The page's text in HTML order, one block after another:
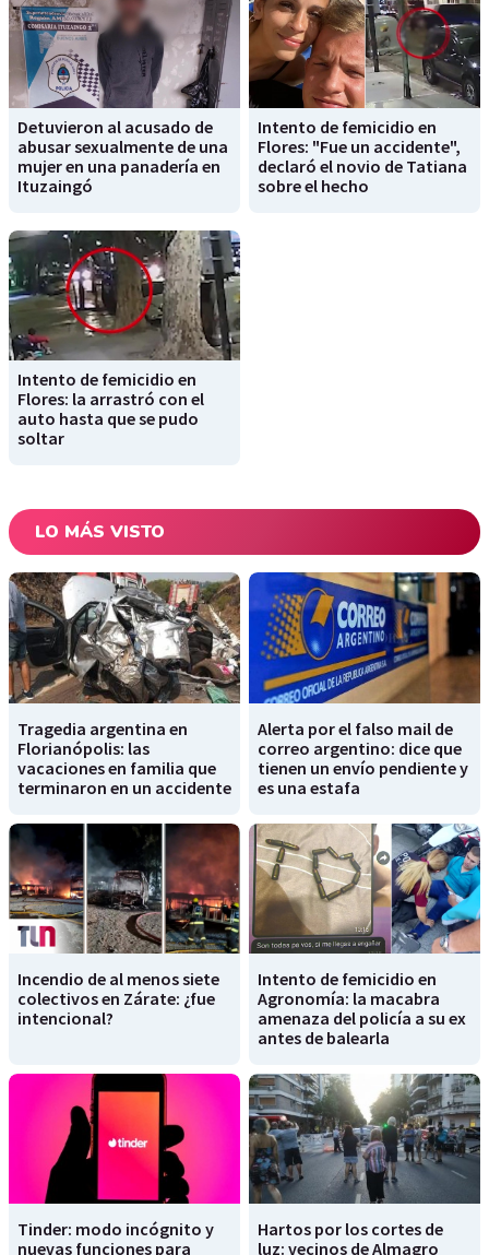
Detuvieron al acusado de
abusar sexualmente de una
mujer en una panadería en
Ituzaingó
Intento de femicidio en
Flores: "Fue un accidente",
declaró el novio de Tatiana
sobre el hecho
Intento de femicidio en
Flores: la arrastró con el
auto hasta que se pudo
soltar
LO MÁS VISTO
Tragedia argentina en
Florianópolis: las
vacaciones en familia que
terminaron en un accidente
Alerta por el falso mail de
correo argentino: dice que
tienen un envío pendiente y
es una estafa
Incendio de al menos siete
colectivos en Zárate: ¿fue
intencional?
Intento de femicidio en
Agronomía: la macabra
amenaza del policía a su ex
antes de balearla
Tinder: modo incógnito y
nuevas funciones para
Hartos por los cortes de
luz: vecinos de Almagro